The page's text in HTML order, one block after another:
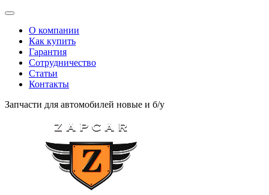
О компании
Как купить
Гарантия
Сотрудничество
Статьи
Контакты
Запчасти для автомобилей новые и б/у